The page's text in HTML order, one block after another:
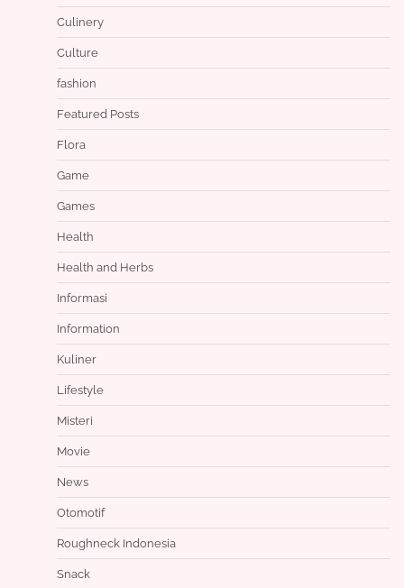
Culinery
Culture
fashion
Featured Posts
Flora
Game
Games
Health
Health and Herbs
Informasi
Information
Kuliner
Lifestyle
Misteri
Movie
News
Otomotif
Roughneck Indonesia
Snack